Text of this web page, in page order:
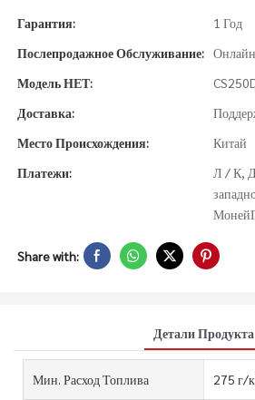
Гарантия:
1 Год
Послепродажное Обслуживание:
Модель НЕТ:
Доставка:
Место Происхождения:
Китай
Платежи:
Л / К,
Share with:
Детали Продукта
Мин. Расход Топлива 275 г/